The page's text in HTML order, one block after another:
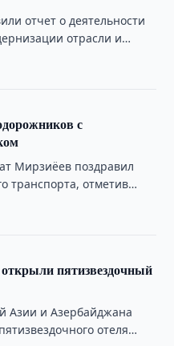
отчет о деятельности
отрасли и
с
Мирзиёев поздравил
транспорта, отметив
пятизвездочный
Азии и Азербайджана
отеля